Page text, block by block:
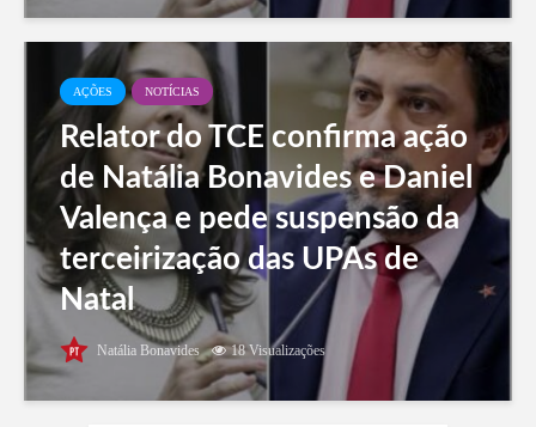
AÇÕES NOTÍCIAS
Relator do TCE confirma ação
de Natália Bonavides e Daniel
Valença e pede suspensão da
terceirização das UPAs de
Natal
Natália Bonavides 18 Visualizações